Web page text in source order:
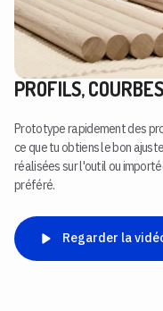
PROFILS,
Prototype rapidement des
ce que tu obtiens le bon
réalisées sur l'outil ou
préféré.
Regarder la